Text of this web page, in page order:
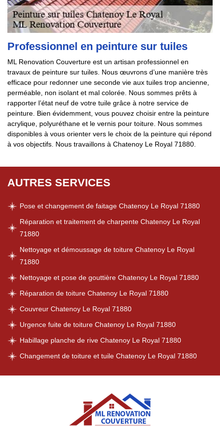
Professionnel en peinture sur tuiles
ML Renovation Couverture est un artisan professionnel en
travaux de peinture sur tuiles. Nous œuvrons d’une manière très
efficace pour redonner une seconde vie aux tuiles trop ancienne,
perméable, non isolant et mal colorée. Nous sommes prêts à
rapporter l’état neuf de votre tuile grâce à notre service de
peinture. Bien évidemment, vous pouvez choisir entre la peinture
acrylique, polyuréthane et le vernis pour toiture. Nous sommes
disponibles à vous orienter vers le choix de la peinture qui répond
à vos objectifs. Nous travaillons à Chatenoy Le Royal 71880.
AUTRES SERVICES
Pose et changement de faitage Chatenoy Le Royal 71880
Réparation et traitement de charpente Chatenoy Le Royal
71880
Nettoyage et démoussage de toiture Chatenoy Le Royal
71880
Nettoyage et pose de gouttière Chatenoy Le Royal 71880
Réparation de toiture Chatenoy Le Royal 71880
Couvreur Chatenoy Le Royal 71880
Urgence fuite de toiture Chatenoy Le Royal 71880
Habillage planche de rive Chatenoy Le Royal 71880
Changement de toiture et tuile Chatenoy Le Royal 71880